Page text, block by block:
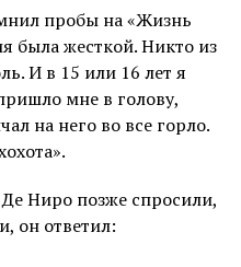
пробы на «Жизнь
была жесткой. Никто из
И в 15 или 16 лет я
мне в голову,
на него во все горло.
Де Ниро позже спросили,
он ответил: